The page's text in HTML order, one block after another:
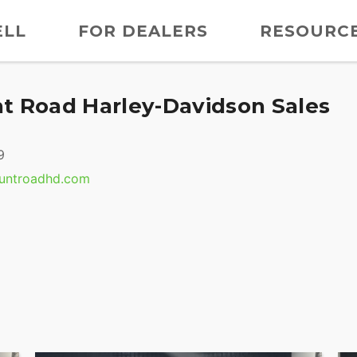
FOR DEALERS
Road Harley-Davidson Sales